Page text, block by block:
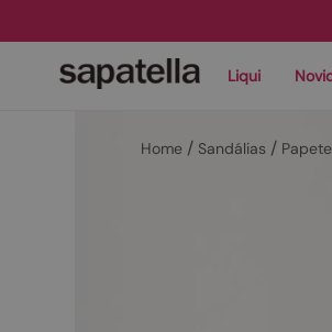
Liqui
Sandálias Papete